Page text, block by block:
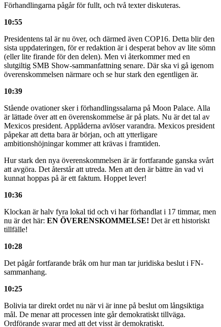
Förhandlingarna pågår för fullt, och två texter diskuteras.
10:55
Presidentens tal är nu över, och därmed även COP16. Detta blir den
sista uppdateringen, för er redaktion är i desperat behov av lite sömn
(eller lite firande för den delen). Men vi återkommer med en
slutgiltig SMB Show-sammanfattning senare. Där ska vi gå igenom
överenskommelsen närmare och se hur stark den egentligen är.
10:39
Stående ovationer sker i förhandlingssalarna på Moon Palace. Alla
är lättade över att en överenskommelse är på plats. Nu är det tal av
Mexicos president. Applåderna avlöser varandra. Mexicos president
påpekar att detta bara är början, och att ytterligare
ambitionshöjningar kommer att krävas i framtiden.
Hur stark den nya överenskommelsen är är fortfarande ganska svårt
att avgöra. Det återstår att utreda. Men att den är bättre än vad vi
kunnat hoppas på är ett faktum. Hoppet lever!
10:36
Klockan är halv fyra lokal tid och vi har förhandlat i 17 timmar, men
nu är det här: EN ÖVERENSKOMMELSE! Det är ett historiskt
tillfälle!
10:28
Det pågår fortfarande bråk om hur man tar juridiska beslut i FN-
sammanhang.
10:25
Bolivia tar direkt ordet nu när vi är inne på beslut om långsiktiga
mål. De menar att processen inte går demokratiskt tillväga.
Ordförande svarar med att det visst är demokratiskt.